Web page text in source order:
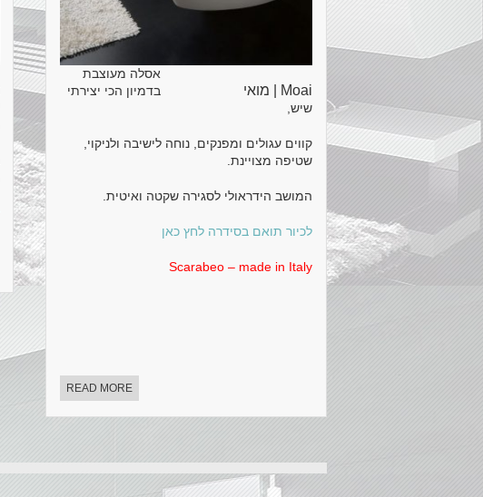
Moai | מואי
אסלה מעוצבת
בדמיון הכי יצירתי
שיש,
קווים עגולים ומפנקים, נוחה לישיבה ולניקוי,
שטיפה מצויינת.
המושב הידראולי לסגירה שקטה ואיטית.
לכיור תואם בסידרה לחץ כאן
Scarabeo – made in Italy
READ MORE